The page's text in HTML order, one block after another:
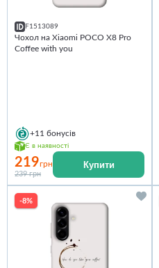
F1513089
Чохол на Xiaomi POCO X8 Pro
Coffee with you
+11 бонусів
Є в наявності
219грн
239 грн
Купити
-8%